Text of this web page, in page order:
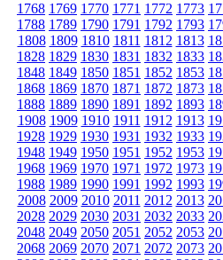
1768 1769 1770 1771 1772 1773
1788 1789 1790 1791 1792 1793
1808 1809 1810 1811 1812 1813
1828 1829 1830 1831 1832 1833
1848 1849 1850 1851 1852 1853
1868 1869 1870 1871 1872 1873
1888 1889 1890 1891 1892 1893
1908 1909 1910 1911 1912 1913
1928 1929 1930 1931 1932 1933
1948 1949 1950 1951 1952 1953
1968 1969 1970 1971 1972 1973
1988 1989 1990 1991 1992 1993
2008 2009 2010 2011 2012 2013
2028 2029 2030 2031 2032 2033
2048 2049 2050 2051 2052 2053
2068 2069 2070 2071 2072 2073